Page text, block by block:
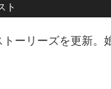
ト
トーリーズを更新。